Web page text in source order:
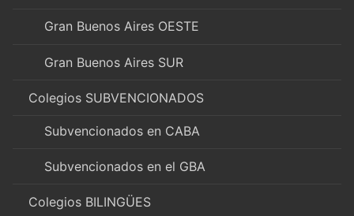
Gran Buenos Aires OESTE
Gran Buenos Aires SUR
Colegios SUBVENCIONADOS
Subvencionados en CABA
Subvencionados en el GBA
Colegios BILINGÜES